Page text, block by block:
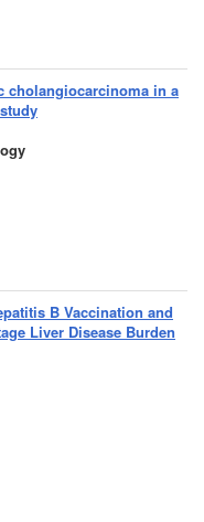
cholangiocarcinoma in a
B Vaccination and
Liver Disease Burden